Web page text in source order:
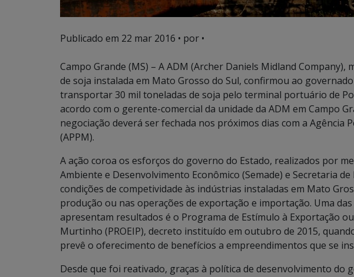
Publicado em 22 mar 2016 • por •
Campo Grande (MS) – A ADM (Archer Daniels Midland
de soja instalada em Mato Grosso do Sul, confirmou ao
transportar 30 mil toneladas de soja pelo terminal portuário de
acordo com o gerente-comercial da unidade da ADM em Campo
negociação deverá ser fechada nos próximos dias com a
(APPM).
A ação coroa os esforços do governo do Estado, realizados por
Ambiente e Desenvolvimento Econômico (Semade) e Secretaria
condições de competividade às indústrias instaladas em Mato
produção ou nas operações de exportação e importação. Uma
apresentam resultados é o Programa de Estímulo à Exportação
Murtinho (PROEIP), decreto instituído em outubro de 2015,
prevê o oferecimento de benefícios a empreendimentos que se
Desde que foi reativado, graças à política de desenvolvimento do